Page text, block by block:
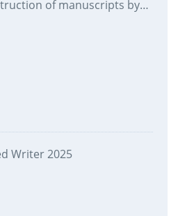
of manuscripts by
Writer 2025